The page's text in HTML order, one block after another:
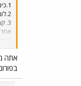
1.כימני אמיתי בניגוד ל
2.לובש את מדי צה"ל, הוא איש מגעיל וטיפש.
3.
אתה